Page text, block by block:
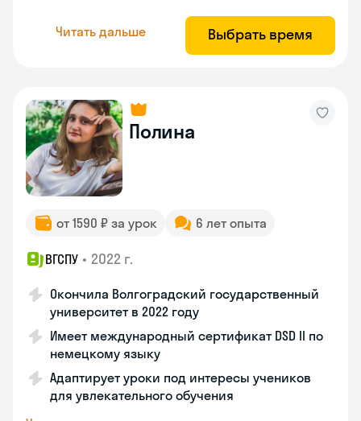
Читать дальше Выбрать время
Полина
от 1590 ₽ за урок 6 лет опыта
ВГСПУ • 2022 г.
Окончила Волгоградский государственный
университет в 2022 году
Имеет международный сертификат DSD II по
немецкому языку
Адаптирует уроки под интересы учеников
для увлекательного обучения